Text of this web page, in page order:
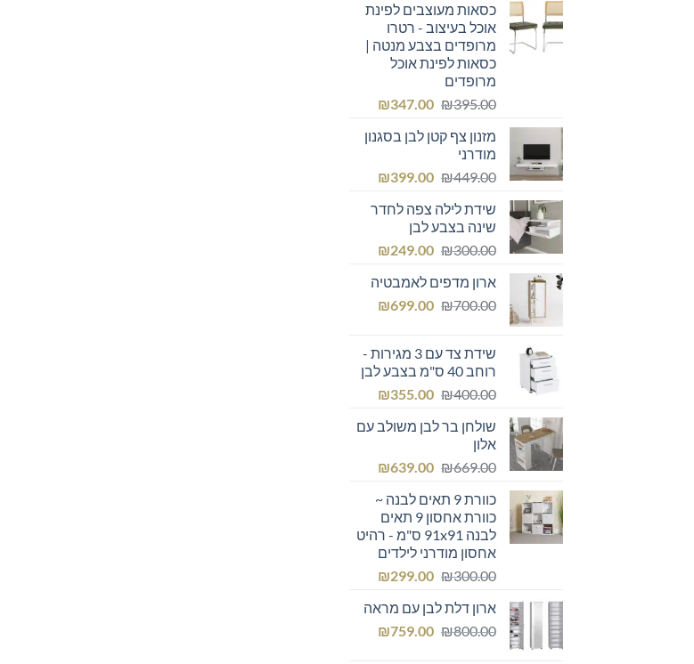
₪600.00.
₪569.00.כסאות מעוצבים לפינת
אוכל בעיצוב - רטרו
מרופדים בצבע מנטה |
כסאות לפינת אוכל
מרופדים
₪395.00
המחיר
היה:
₪347.00
המחיר
הוא:
מזנון צף קטן לבן בסגנון
מודרני
₪449.00
המחיר
היה:
₪449.00.
₪399.00
המחיר
הוא:שידת לילה צפה לחדר
שינה בצבע לבן
₪300.00
המחיר
היה:
₪300.00.
₪249.00
המחיר
הוא:
₪249.00.
ארון מדפים לאמבטיה
₪700.00
המחיר
₪700.00.
₪699.00
המחיר
₪699.00.שידת צד עם 3 מגירות -
רוחב 40 ס"מ בצבע לבן
₪400.00
המחיר
היה:
₪355.00
המחיר
הוא:
שולחן בר לבן משולב עם
אלון
₪669.00
המחיר
היה:
₪669.00.
₪639.00
המחיר
הוא:כוורת 9 תאים לבנה ~
כוורת אחסון 9 תאים
לבנה 91x91 ס"מ - רהיט
אחסון מודרני לילדים
₪300.00
המחיר
היה:
₪300.00.
₪299.00
המחיר
הוא:
₪299.00.
ארון דלת לבן עם מראה
₪800.00
המחיר ₪759.00
המחיר